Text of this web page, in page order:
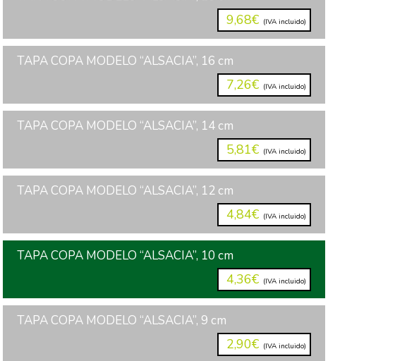
9,68€ (IVA incluido)
TAPA COPA MODELO “ALSACIA”, 16 cm
7,26€ (IVA incluido)
TAPA COPA MODELO “ALSACIA”, 14 cm
5,81€ (IVA incluido)
TAPA COPA MODELO “ALSACIA”, 12 cm
4,84€ (IVA incluido)
TAPA COPA MODELO “ALSACIA”, 10 cm
4,36€ (IVA incluido)
TAPA COPA MODELO “ALSACIA”, 9 cm
2,90€ (IVA incluido)